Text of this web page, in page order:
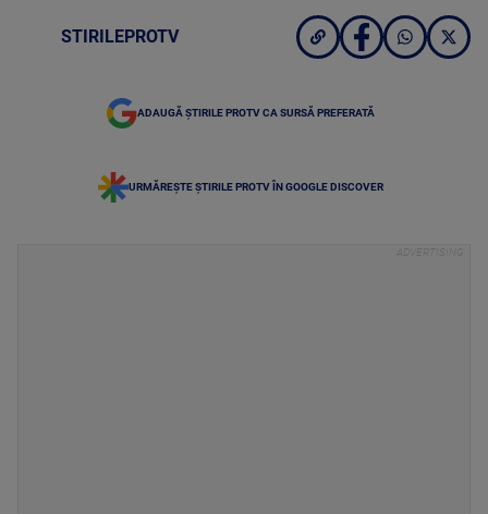
STIRILEPROTV
ADAUGĂ ȘTIRILE PROTV CA SURSĂ PREFERATĂ
URMĂREȘTE ȘTIRILE PROTV ÎN GOOGLE DISCOVER